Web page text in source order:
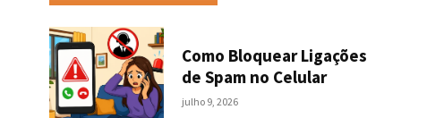
Como Bloquear Ligações
de Spam no Celular
julho 9, 2026